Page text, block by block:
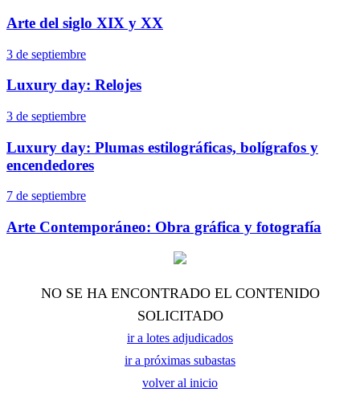
Arte del siglo XIX y XX
3 de septiembre
Luxury day: Relojes
3 de septiembre
Luxury day: Plumas estilográficas, bolígrafos y
encendedores
7 de septiembre
Arte Contemporáneo: Obra gráfica y fotografía
NO SE HA ENCONTRADO EL CONTENIDO
SOLICITADO
ir a lotes adjudicados
ir a próximas subastas
volver al inicio